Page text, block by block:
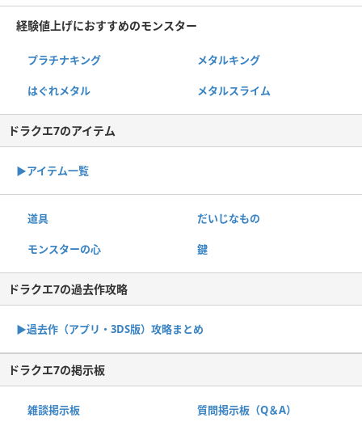
経験値上げにおすすめのモンスター
プラチナキング メタルキング
はぐれメタル メタルスライム
ドラクエ7のアイテム
▶︎アイテム一覧
道具 だいじなもの
モンスターの心 鍵
ドラクエ7の過去作攻略
▶︎過去作（アプリ・3DS版）攻略まとめ
ドラクエ7の掲示板
雑談掲示板 質問掲示板（Q＆A）